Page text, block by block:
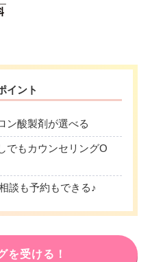
イント
ン酸製剤が選べる
でもカウンセリングO
談も予約もできる♪
を受ける！